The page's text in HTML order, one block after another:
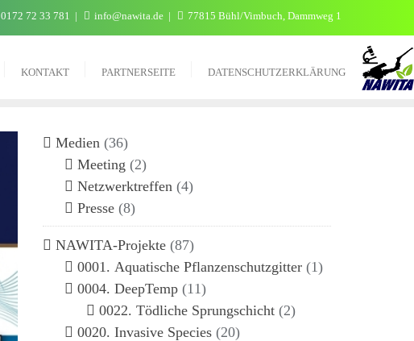
0172 72 33 781 info@nawita.de 77815 Bühl/Vimbuch, Dammweg 1
KONTAKT PARTNERSEITE DATENSCHUTZERKLÄRUNG
Medien (36)
Meeting (2)
Netzwerktreffen (4)
Presse (8)
NAWITA-Projekte (87)
0001. Aquatische Pflanzenschutzgitter (1)
0004. DeepTemp (11)
0022. Tödliche Sprungschicht (2)
0020. Invasive Species (20)